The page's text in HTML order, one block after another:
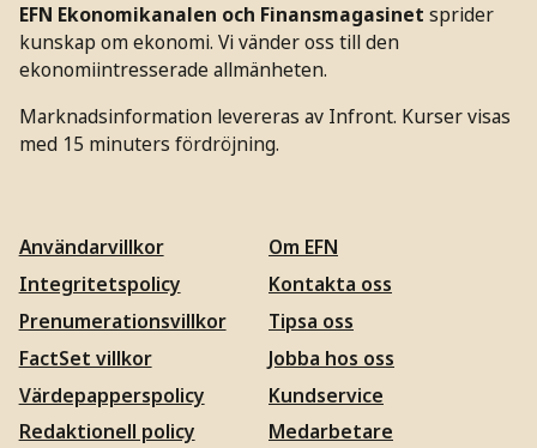
EFN Ekonomikanalen och Finansmagasinet sprider
kunskap om ekonomi. Vi vänder oss till den
ekonomiintresserade allmänheten.
Marknadsinformation levereras av Infront. Kurser visas
med 15 minuters fördröjning.
Användarvillkor
Integritetspolicy
Prenumerationsvillkor
FactSet villkor
Värdepapperspolicy
Redaktionell policy
Om EFN
Kontakta oss
Tipsa oss
Jobba hos oss
Kundservice
Medarbetare